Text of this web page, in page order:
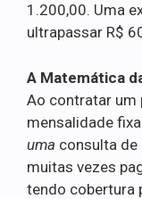
1.200,00. Uma
ultrapassar R$
A Matemática
Ao contratar um
mensalidade
uma consulta de
muitas vezes
tendo cobertura